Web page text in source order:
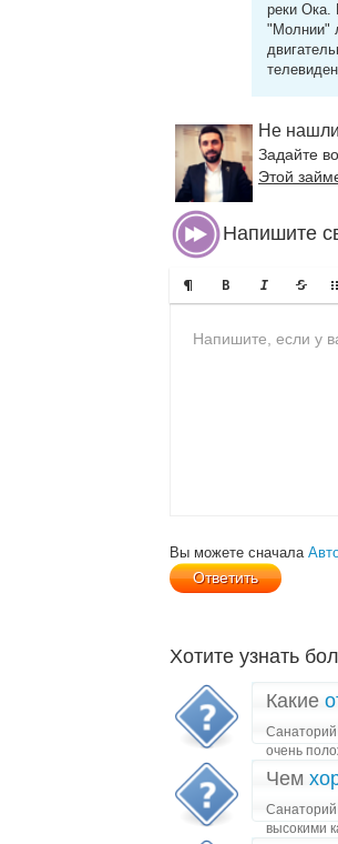
реки Ока.
"Молнии"
Не
Задайте
Этой
Напишите
Вы можете сначала
Хотите узнать
Какие
Санаторий
очень
Чем
Санаторий
высокими